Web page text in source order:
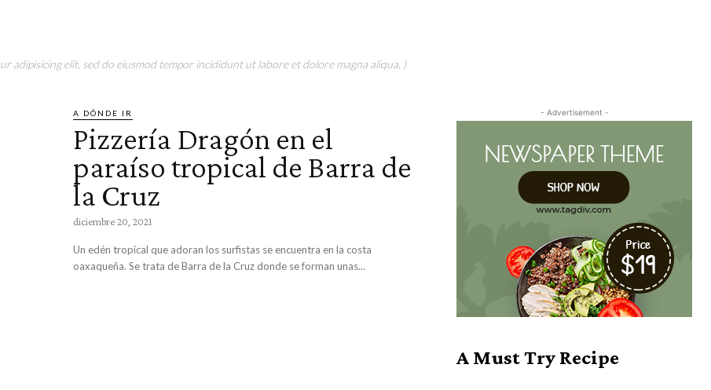
adipisicing elit, sed do eiusmod tempor incididunt ut labore et dolore magna aliqua. )
A DÓNDE IR
Pizzería Dragón en el
paraíso tropical de Barra de
la Cruz
diciembre 20, 2021
Un edén tropical que adoran los surfistas se encuentra en la costa
oaxaqueña. Se trata de Barra de la Cruz donde se forman unas...
- Advertisement -
A Must Try Recipe